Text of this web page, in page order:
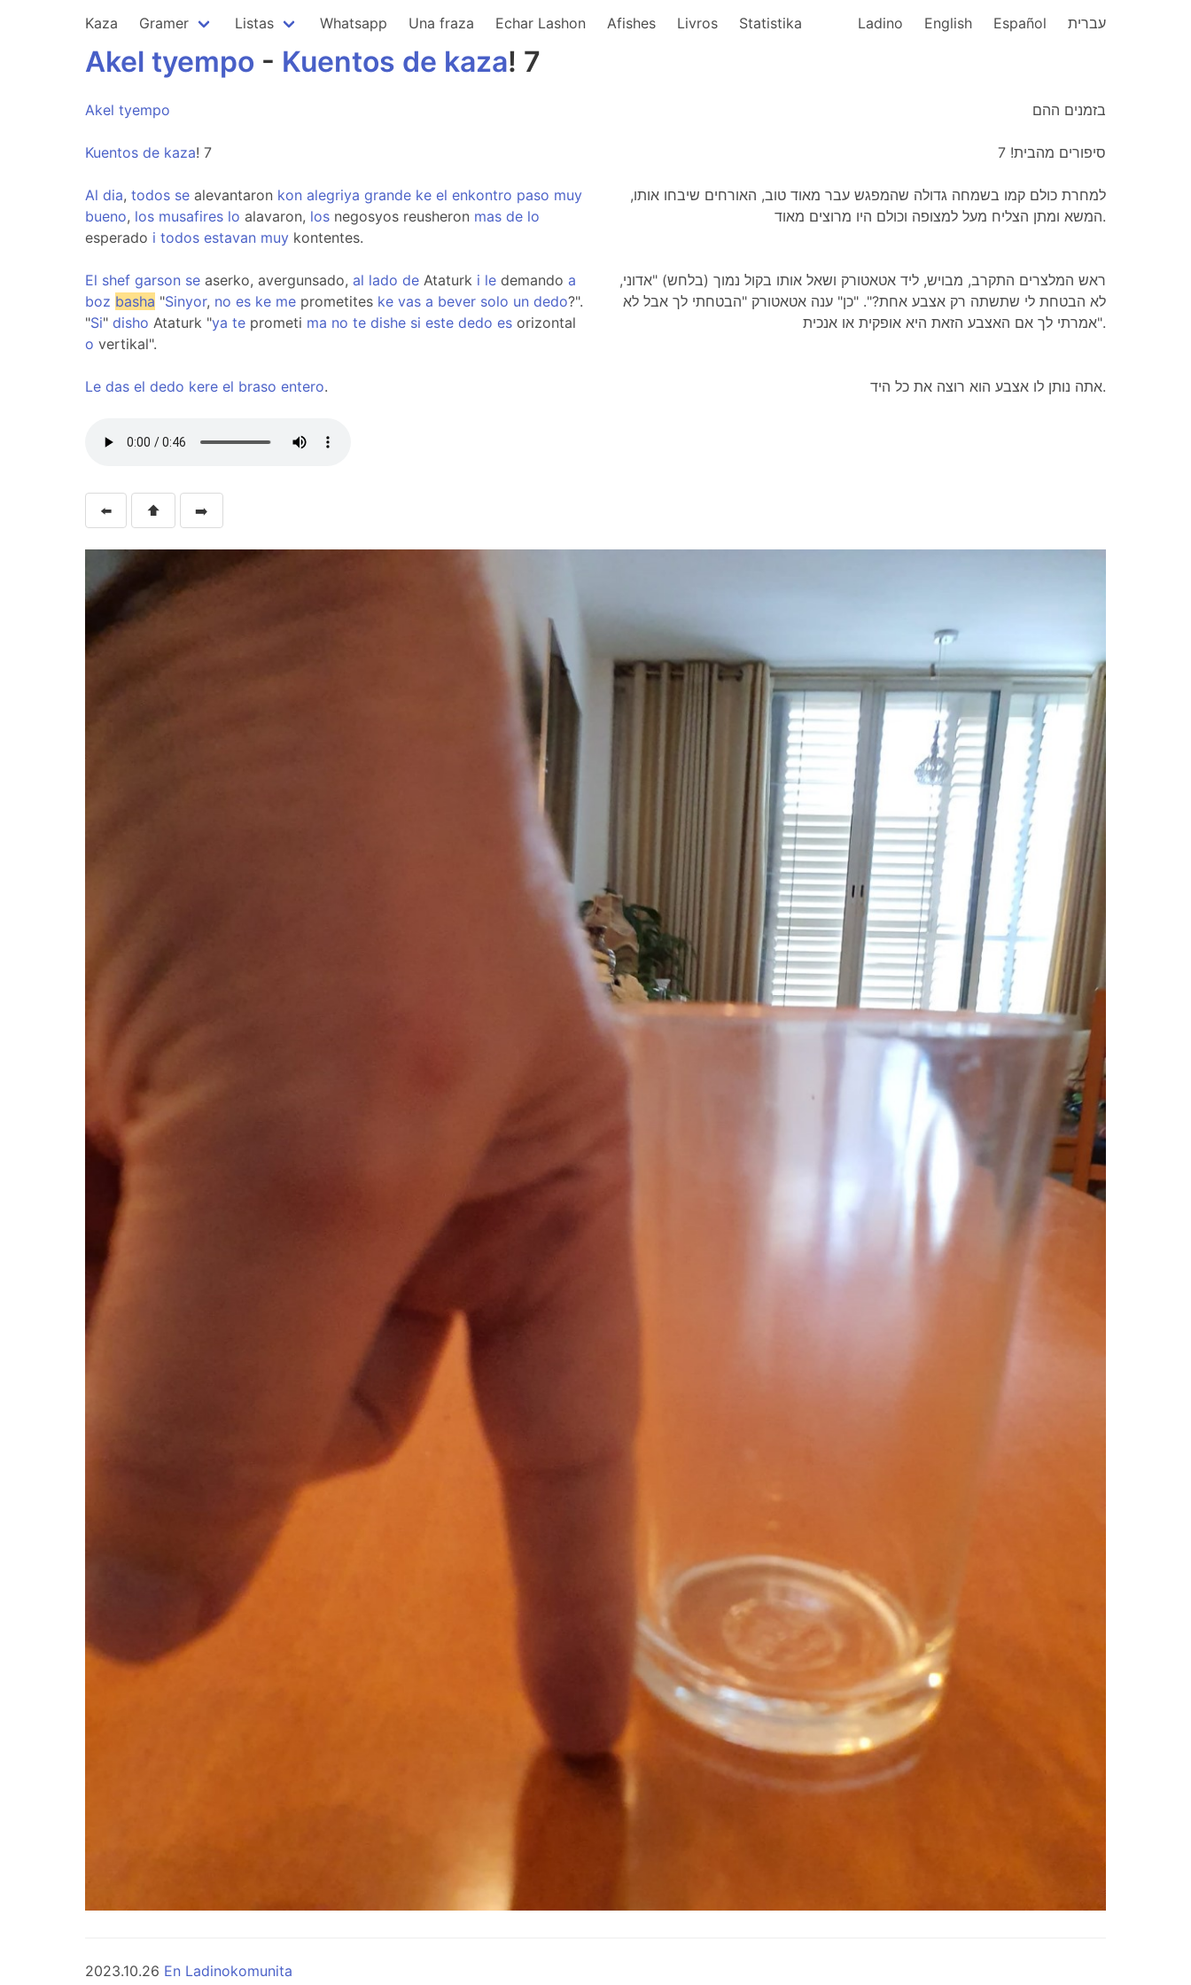
Kaza Gramer Listas Whatsapp Una fraza Echar Lashon Afishes Livros Statistika Ladino English Español עברית
Akel tyempo - Kuentos de kaza! 7
Akel tyempo בזמנים ההם
Kuentos de kaza! 7 סיפורים מהבית! 7
Al dia, todos se alevantaron kon alegriya grande ke el enkontro paso muy
bueno, los musafires lo alavaron, los negosyos reusheron mas de lo
esperado i todos estavan muy kontentes.
למחרת כולם קמו בשמחה גדולה שהמפגש עבר מאוד טוב, האורחים שיבחו אותו,
המשא ומתן הצליח מעל למצופה וכולם היו מרוצים מאוד.
El shef garson se aserko, avergunsado, al lado de Ataturk i le demando a
boz basha "Sinyor, no es ke me prometites ke vas a bever solo un dedo?".
"Si" disho Ataturk "ya te prometi ma no te dishe si este dedo es orizontal
o vertikal".
ראש המלצרים התקרב, מבויש, ליד אטאטורק ושאל אותו בקול נמוך (בלחש) "אדוני,
לא הבטחת לי שתשתה רק אצבע אחת?". "כן" ענה אטאטורק "הבטחתי לך אבל לא
אמרתי לך אם האצבע הזאת היא אופקית או אנכית".
Le das el dedo kere el braso entero. אתה נותן לו אצבע הוא רוצה את כל היד.
⬅️ ⬆️ ➡️
2023.10.26 En Ladinokomunita